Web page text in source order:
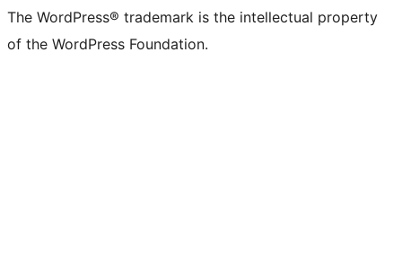
The WordPress® trademark is the intellectual property
of the WordPress Foundation.